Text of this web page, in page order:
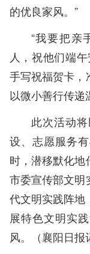
的优良家风。”
“我要把亲
人，祝他们端
手写祝福贺卡，
以微小善行传递
此次活动
设、志愿服务
时，潜移默化地
市委宣传部文明
代文明实践阵地
展特色文明实
风。（襄阳日报